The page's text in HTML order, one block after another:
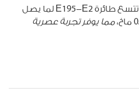
بتصميمها المريح ذي الدرجتين، تتسع طائرة E195-E2 لما يصل
مما يوفر تجربة عصرية